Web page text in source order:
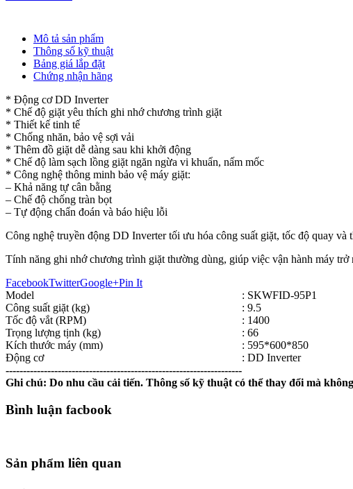
Mô tả sản phẩm
Thông số kỹ thuật
Bảng giá lắp đặt
Chứng nhận hãng
* Động cơ DD Inverter
* Chế độ giặt yêu thích ghi nhớ chương trình giặt
* Thiết kế tinh tế
* Chống nhăn, bảo vệ sợi vải
* Thêm đồ giặt dễ dàng sau khi khởi động
* Chế độ làm sạch lồng giặt ngăn ngừa vi khuẩn, nấm mốc
* Công nghệ thông minh bảo vệ máy giặt:
– Khả năng tự cân bằng
– Chế độ chống tràn bọt
– Tự động chẩn đoán và báo hiệu lỗi
Công nghệ truyền động DD Inverter tối ưu hóa công suất giặt, tốc độ quay
Tính năng ghi nhớ chương trình giặt thường dùng, giúp việc vận hành máy trở
FacebookTwitterGoogle+Pin It
Model
: SKWFID-95P1
Công suất giặt (kg)
: 9.5
Tốc độ vắt (RPM)
: 1400
Trọng lượng tịnh (kg)
: 66
Kích thước máy (mm)
: 595*600*850
Động cơ
: DD Inverter
--------------------------------------------------------------------
Ghi chú: Do nhu cầu cải tiến. Thông số kỹ thuật có thể thay đổi mà
Bình luận facbook
Sản phẩm liên quan